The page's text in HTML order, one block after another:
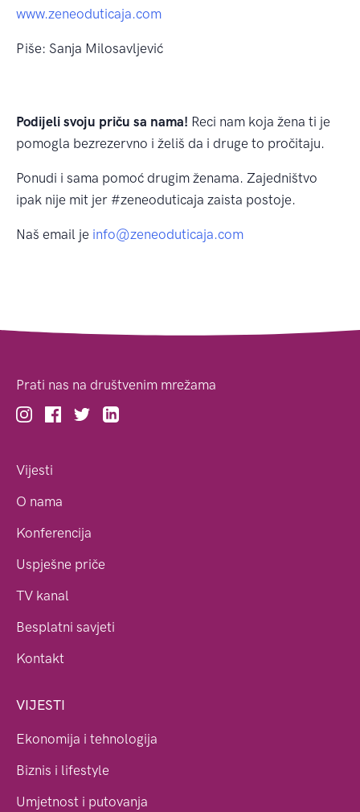
www.zeneoduticaja.com
Piše: Sanja Milosavljević
Podijeli svoju priču sa nama! Reci nam koja žena ti je
pomogla bezrezervno i želiš da i druge to pročitaju.
Ponudi i sama pomoć drugim ženama. Zajedništvo
ipak nije mit jer #zeneoduticaja zaista postoje.
Naš email je info@zeneoduticaja.com
Prati nas na društvenim mrežama
Vijesti
O nama
Konferencija
Uspješne priče
TV kanal
Besplatni savjeti
Kontakt
VIJESTI
Ekonomija i tehnologija
Biznis i lifestyle
Umjetnost i putovanja